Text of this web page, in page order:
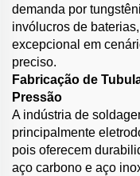
demanda por
invólucros de
excepcional em
preciso.
Fabricação de
Pressão
A indústria de
principalmente
pois oferecem
aço carbono e aço